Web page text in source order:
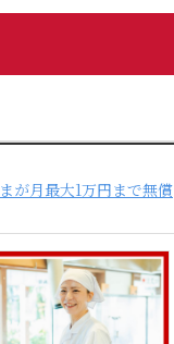
が月最大1万円まで無償